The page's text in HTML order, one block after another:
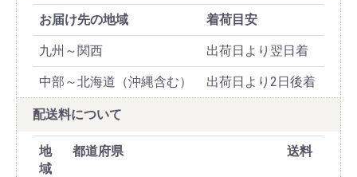
お届け先の地域 着荷目安
九州～関西 出荷日より翌日着
中部～北海道（沖縄含む） 出荷日より2日後着
配送料について
地
域
都道府県 送料